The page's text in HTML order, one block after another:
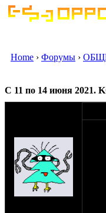
Home › Форумы ›
С 11 по 14 июня 2021.